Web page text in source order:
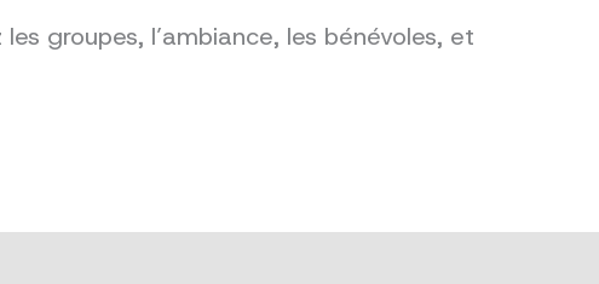
groupes, l’ambiance, les bénévoles, et